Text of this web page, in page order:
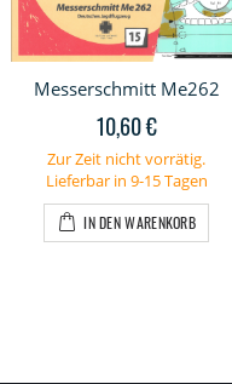
Messerschmitt Me262
10,60 €
Zur Zeit nicht vorrätig.
Lieferbar in 9-15 Tagen
IN DEN WARENKORB